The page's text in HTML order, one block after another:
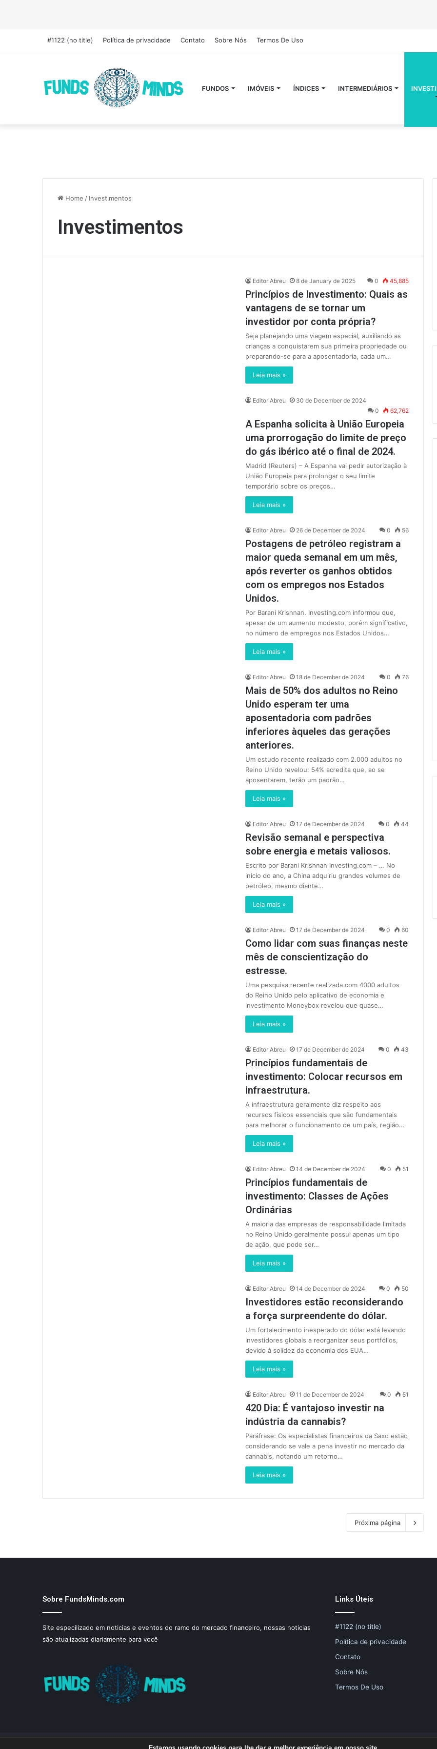
#1122 (no title) Política de privacidade Contato Sobre Nós Termos De Uso
FUNDOS IMÓVEIS ÍNDICES INTERMEDIÁRIOS
Home / Investimentos
Investimentos
Editor Abreu 8 de January de 2025 0 45,885
Princípios de Investimento: Quais as
vantagens de se tornar um
investidor por conta própria?
Seja planejando uma viagem especial, auxiliando as
crianças a conquistarem sua primeira propriedade ou
preparando-se para a aposentadoria, cada um…
Leia mais »
Editor Abreu
30 de December de 2024
0
62,762
A Espanha solicita à União Europeia
uma prorrogação do limite de preço
do gás ibérico até o final de 2024.
Madrid (Reuters) – A Espanha vai pedir autorização à
União Europeia para prolongar o seu limite
temporário sobre os preços…
Leia mais »
Editor Abreu 26 de December de 2024 0 56
Postagens de petróleo registram a
maior queda semanal em um mês,
após reverter os ganhos obtidos
com os empregos nos Estados
Unidos.
Por Barani Krishnan. Investing.com informou que,
apesar de um aumento modesto, porém significativo,
no número de empregos nos Estados Unidos…
Leia mais »
Editor Abreu 18 de December de 2024 0 76
Mais de 50% dos adultos no Reino
Unido esperam ter uma
aposentadoria com padrões
inferiores àqueles das gerações
anteriores.
Um estudo recente realizado com 2.000 adultos no
Reino Unido revelou: 54% acredita que, ao se
aposentarem, terão um padrão…
Leia mais »
Editor Abreu 17 de December de 2024 0 44
Revisão semanal e perspectiva
sobre energia e metais valiosos.
Escrito por Barani Krishnan Investing.com – … No
início do ano, a China adquiriu grandes volumes de
petróleo, mesmo diante…
Leia mais »
Editor Abreu 17 de December de 2024 0 60
Como lidar com suas finanças neste
mês de conscientização do
estresse.
Uma pesquisa recente realizada com 4000 adultos
do Reino Unido pelo aplicativo de economia e
investimento Moneybox revelou que quase…
Leia mais »
Editor Abreu 17 de December de 2024 0 43
Princípios fundamentais de
investimento: Colocar recursos em
infraestrutura.
A infraestrutura geralmente diz respeito aos
recursos físicos essenciais que são fundamentais
para melhorar o funcionamento de um país, região…
Leia mais »
Editor Abreu 14 de December de 2024 0 51
Princípios fundamentais de
investimento: Classes de Ações
Ordinárias
A maioria das empresas de responsabilidade limitada
no Reino Unido geralmente possui apenas um tipo
de ação, que pode ser…
Leia mais »
Editor Abreu 14 de December de 2024 0 50
Investidores estão reconsiderando
a força surpreendente do dólar.
Um fortalecimento inesperado do dólar está levando
investidores globais a reorganizar seus portfólios,
devido à solidez da economia dos EUA…
Leia mais »
Editor Abreu 11 de December de 2024 0 51
420 Dia: É vantajoso investir na
indústria da cannabis?
Paráfrase: Os especialistas financeiros da Saxo estão
considerando se vale a pena investir no mercado da
cannabis, notando um retorno…
Leia mais »
Próxima página
Sobre FundsMinds.com
Site especilizado em noticias e eventos do ramo do mercado financeiro, nossas noticias
são atualizadas diariamente para você
Links Úteis
#1122 (no title)
Política de privacidade
Contato
Sobre Nós
Termos De Uso